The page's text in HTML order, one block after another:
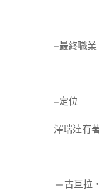
–最終職
–定位
澤瑞達有
—古巨拉